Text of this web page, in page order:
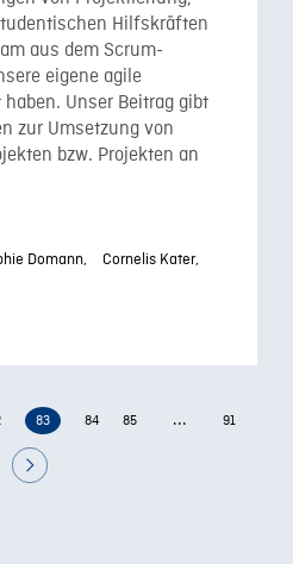
Hilfskräften
aus dem Scrum-
eigene agile
Unser Beitrag gibt
zur Umsetzung von
bzw. Projekten an
Domann,
Cornelis Kater,
83 84 85 ... 91